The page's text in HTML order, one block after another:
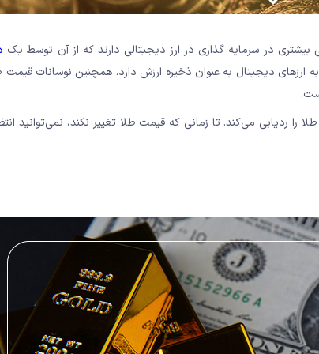
بیشتری در سرمایه گذاری در ارز دیجیتالی دارند که از آن توسط یک
دیجیتال به عنوان ذخیره ارزش دارد. همچنین نوسانات قیمت
ردیابی می‌کند. تا زمانی که قیمت طلا تغییر نکند، نمی‌توانید